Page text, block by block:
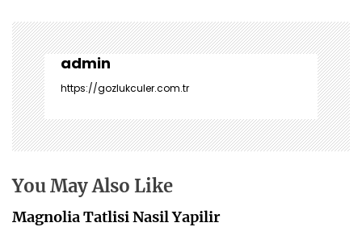
e
z
i
n
m
e
s
admin
https://gozlukculer.com.tr
You May Also Like
Magnolia Tatlisi Nasil Yapilir